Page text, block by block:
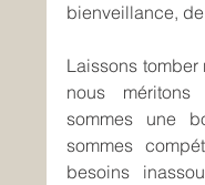
bienveillance,
Laissons
nous
sommes une
sommes
besoins